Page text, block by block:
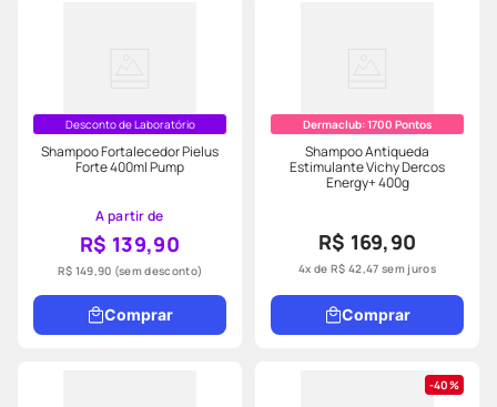
Desconto de Laboratório
Shampoo Fortalecedor Pielus
Forte 400ml Pump
A partir de
R$ 139,90
R$ 149,90 (sem desconto)
Comprar
Dermaclub:1700 Pontos
Shampoo Antiqueda
Estimulante Vichy Dercos
Energy+ 400g
R$ 169,90
4x deR$ 42,47 sem juros
Comprar
40%